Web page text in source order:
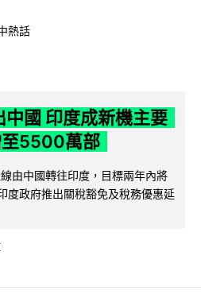
熱話
國 印度成新機主要
至5500萬部
由中國轉往印度，目標兩年內將
度政府推出關稅豁免及稅務優惠延